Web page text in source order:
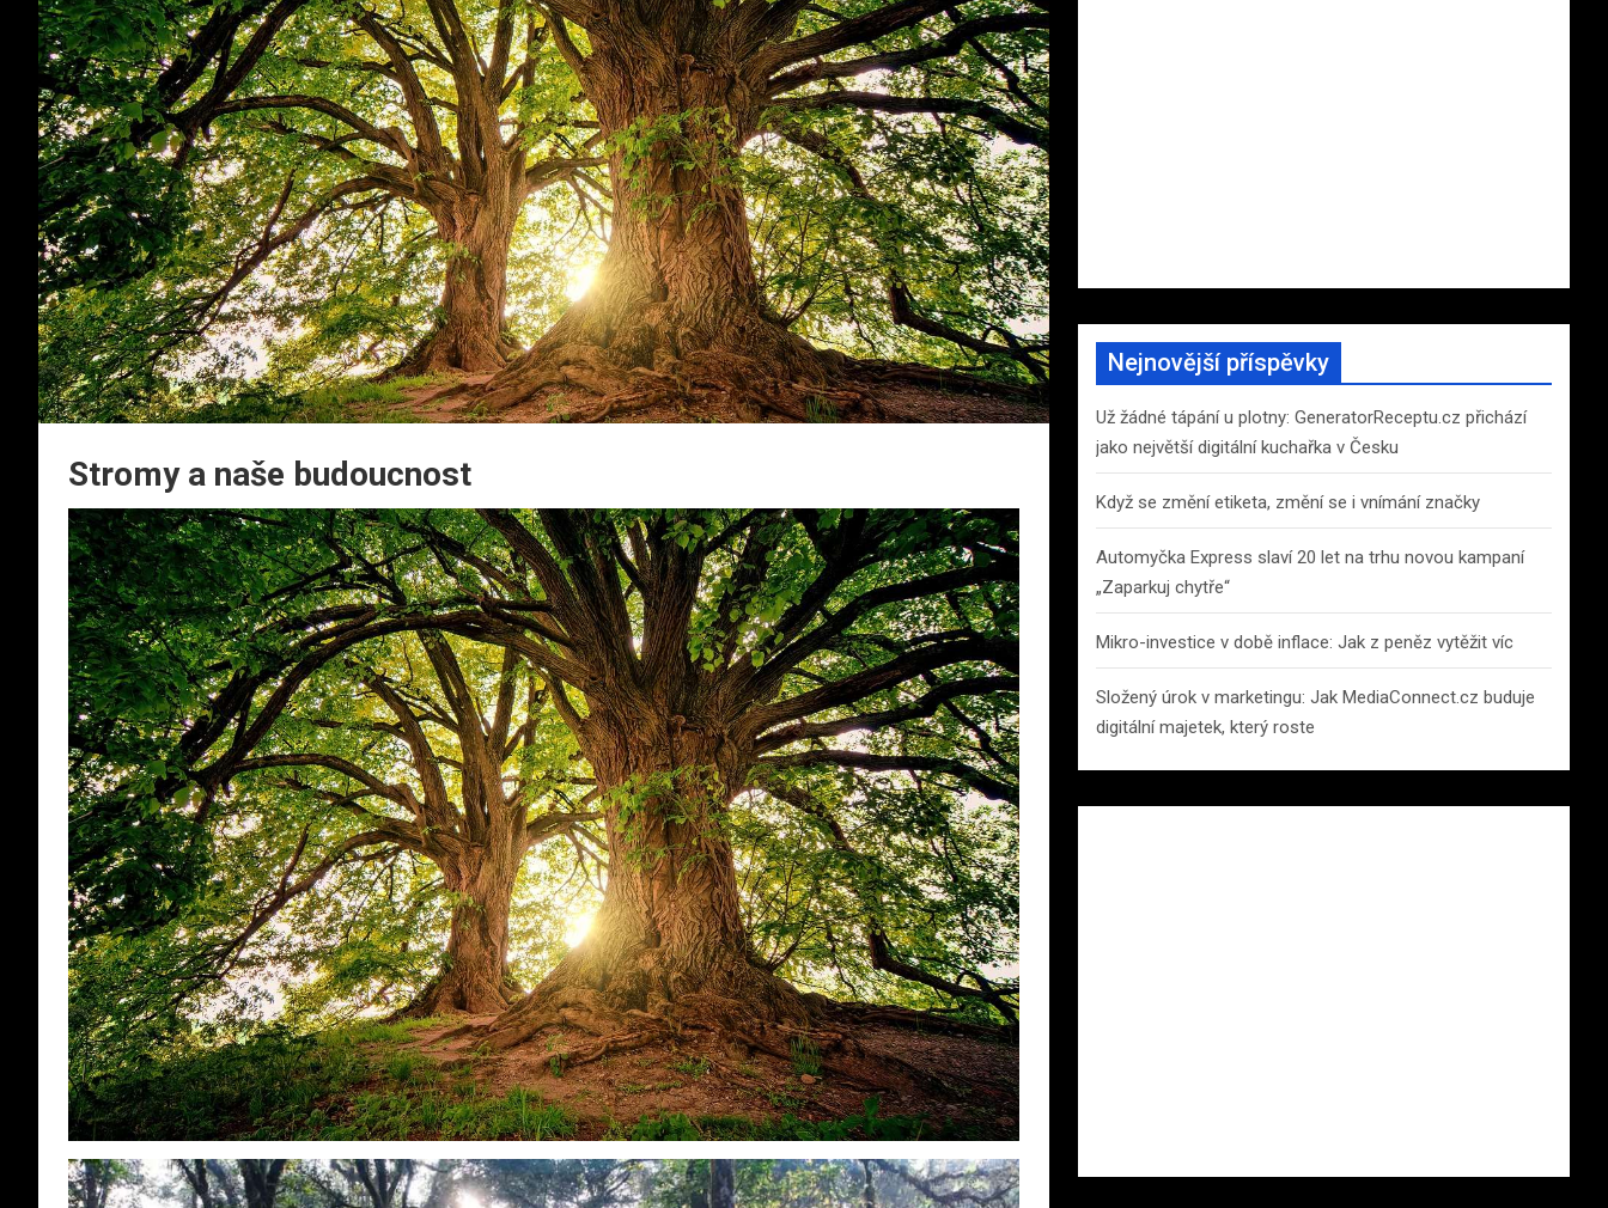
Stromy a naše budoucnost
Nejnovější příspěvky
Už žádné tápání u plotny: GeneratorReceptu.cz přichází
jako největší digitální kuchařka v Česku
Když se změní etiketa, změní se i vnímání značky
Automyčka Express slaví 20 let na trhu novou kampaní
„Zaparkuj chytře“
Mikro-investice v době inflace: Jak z peněz vytěžit víc
Složený úrok v marketingu: Jak MediaConnect.cz buduje
digitální majetek, který roste